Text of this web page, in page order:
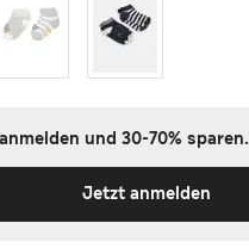
und 30-70% sparen.
Jetzt anmelden